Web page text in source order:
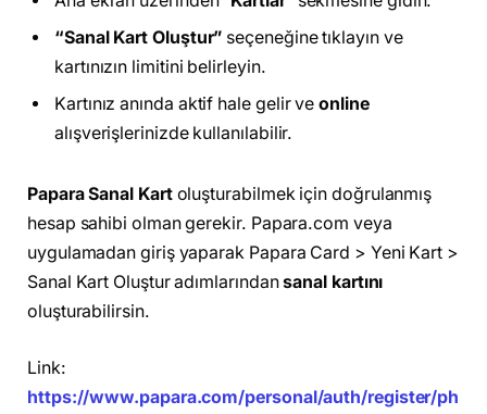
“Sanal Kart Oluştur” seçeneğine tıklayın ve
kartınızın limitini belirleyin.
Kartınız anında aktif hale gelir veonline
alışverişlerinizde kullanılabilir.
Papara Sanal Kart oluşturabilmek için doğrulanmış
hesap sahibi olman gerekir. Papara.com veya
uygulamadan giriş yaparak Papara Card > Yeni Kart >
Sanal Kart Oluştur adımlarındansanal kartını
oluşturabilirsin.
Link:
https://www.papara.com/personal/auth/register/ph